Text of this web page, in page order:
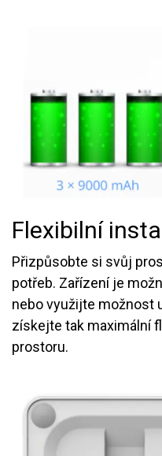
Flexibilní
Přizpůsobte si svůj
potřeb. Zařízení je
nebo využijte možnost
získejte tak maximální
prostoru.